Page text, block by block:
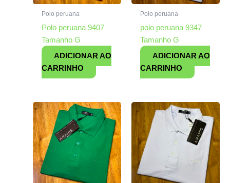
Polo peruana
Polo peruana 9407
Tamanho G
ADICIONAR AO
CARRINHO
Polo peruana
polo peruana 9347
Tamanho G
ADICIONAR AO
CARRINHO